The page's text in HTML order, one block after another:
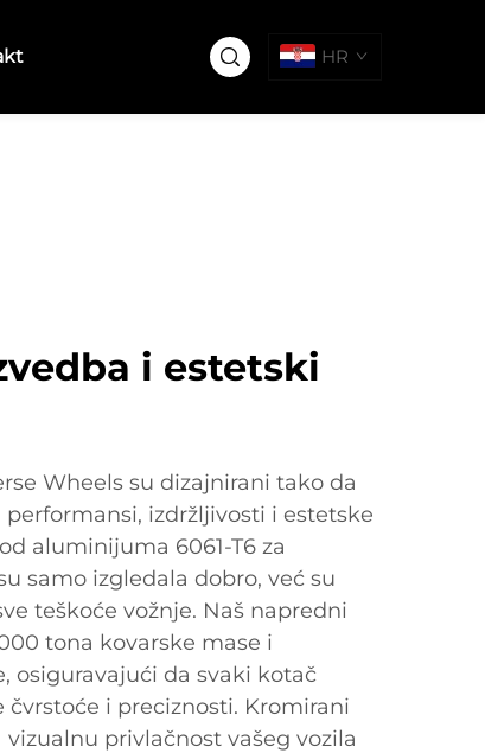
HR
i estetski
Wheels su dizajnirani tako da
izdržljivosti i estetske
aluminijuma 6061-T6 za
samo izgledala dobro, već su
teškoće vožnje. Naš napredni
tona kovarske mase i
osiguravajući da svaki kotač
i preciznosti. Kromirani
privlačnost vašeg vozila